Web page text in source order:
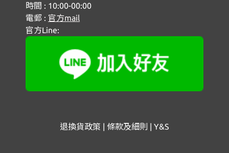
時間 : 10:00-00:00
電郵 : 官方mail
官方Line:
退換貨政策 | 條款及細則 | Y&S